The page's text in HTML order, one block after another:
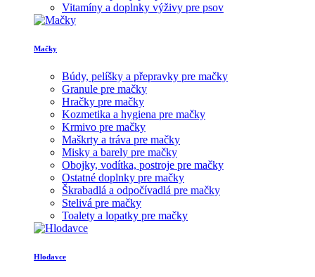
Vitamíny a doplnky výživy pre psov
Mačky
Búdy, pelíšky a přepravky pre mačky
Granule pre mačky
Hračky pre mačky
Kozmetika a hygiena pre mačky
Krmivo pre mačky
Maškrty a tráva pre mačky
Misky a barely pre mačky
Obojky, vodítka, postroje pre mačky
Ostatné doplnky pre mačky
Škrabadlá a odpočívadlá pre mačky
Stelivá pre mačky
Toalety a lopatky pre mačky
Hlodavce